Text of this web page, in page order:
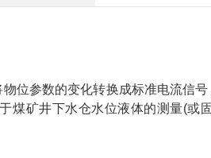
位参数的变化转换成标准电流信
煤矿井下水仓水位液体的测量(或